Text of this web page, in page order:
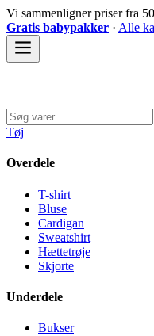
Spring
til
indhold
Vi sammenligner priser fra
Gratis babypakker · Alle
Søg
efter:
Tøj
Overdele
T-shirt
Bluse
Cardigan
Sweatshirt
Hættetrøje
Skjorte
Underdele
Bukser